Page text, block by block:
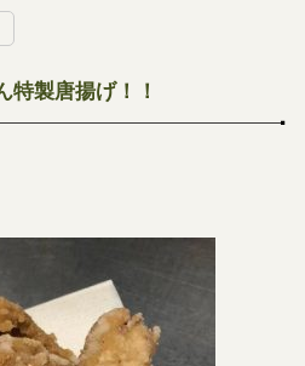
特製唐揚げ！！